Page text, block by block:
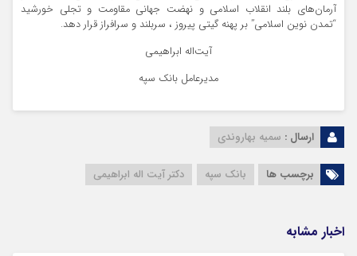
آرمان‌های بلند انقلاب اسلامی و نهضت جهانی مقاومت و تجلی خورشید
“تمدن نوین اسلامی” بر پهنه گیتی پیروز ، سربلند و سرافراز قرار دهد.
آیت‌اله ابراهیمی
مدیرعامل بانک سپه
ارسال : سمیه بهاروندی
برچسب ها بانک سپه دکتر آیت اله ابراهیمی
اخبار مشابه